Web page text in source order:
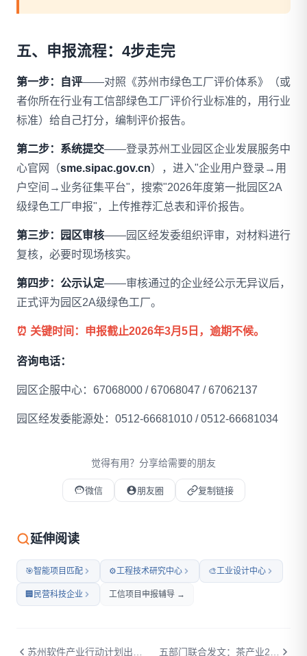
五、申报流程：4步走完
第一步：自评——对照《苏州市绿色工厂评价体系》（或
者你所在行业有工信部绿色工厂评价行业标准的，用行业
标准）给自己打分，编制评价报告。
第二步：系统提交——登录苏州工业园区企业发展服务中
心官网（sme.sipac.gov.cn），进入"企业用户登录→用
户空间→业务征集平台"，搜索"2026年度第一批园区2A
级绿色工厂申报"，上传推荐汇总表和评价报告。
第三步：园区审核——园区经发委组织评审，对材料进行
复核，必要时现场核实。
第四步：公示认定——审核通过的企业经公示无异议后，
正式评为园区2A级绿色工厂。
⏰ 关键时间：申报截止2026年3月5日，逾期不候。
咨询电话：
园区企服中心：67068000 / 67068047 / 67062137
园区经发委能源处：0512-66681010 / 0512-66681034
觉得有用？分享给需要的朋友
微信 朋友圈 复制链接
微信扫码打开本文
延伸阅读
🎯智能项目匹配 ⚙️工程技术研究中心 🎨工业设计中心
🏢 民营科技企业 工信项目申报辅导 →